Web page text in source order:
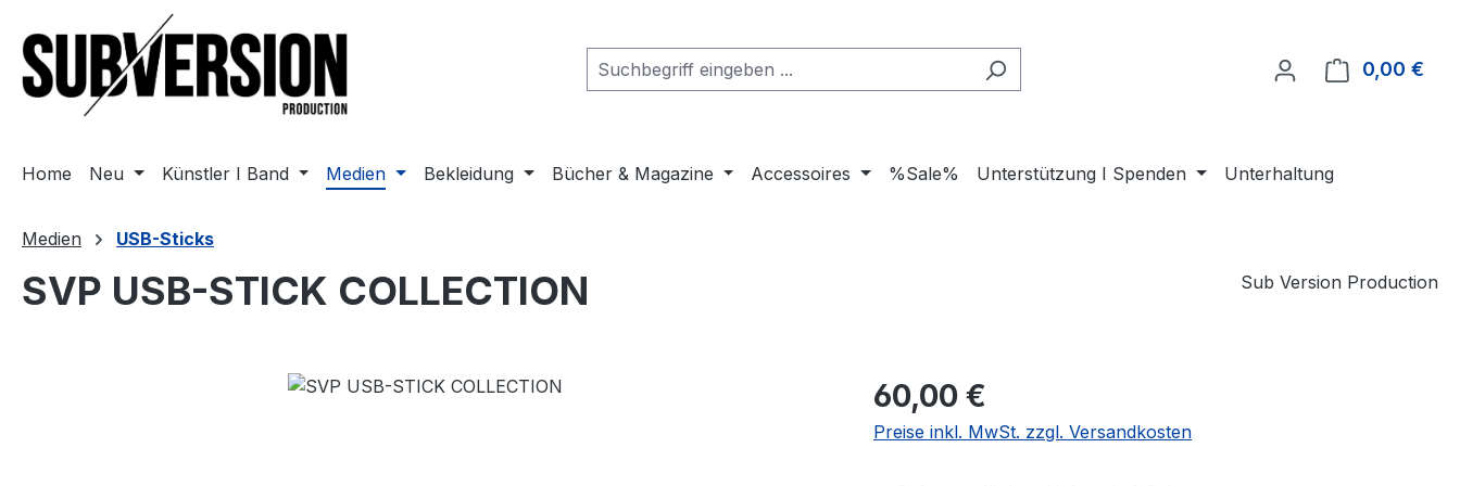
Hauptinhalt springen
Zur Suche springen
Zur Hauptnavigation springen
0,00 €
Home Neu Künstler I Band Medien Bekleidung Bücher & Magazine Accessoires %Sale% Unterstützung I Spenden Unterhaltung
Medien USB-Sticks
SVP USB-STICK COLLECTION Sub Version Production
Regulärer Preis:
60,00 €
Preise inkl. MwSt. zzgl. Versandkosten